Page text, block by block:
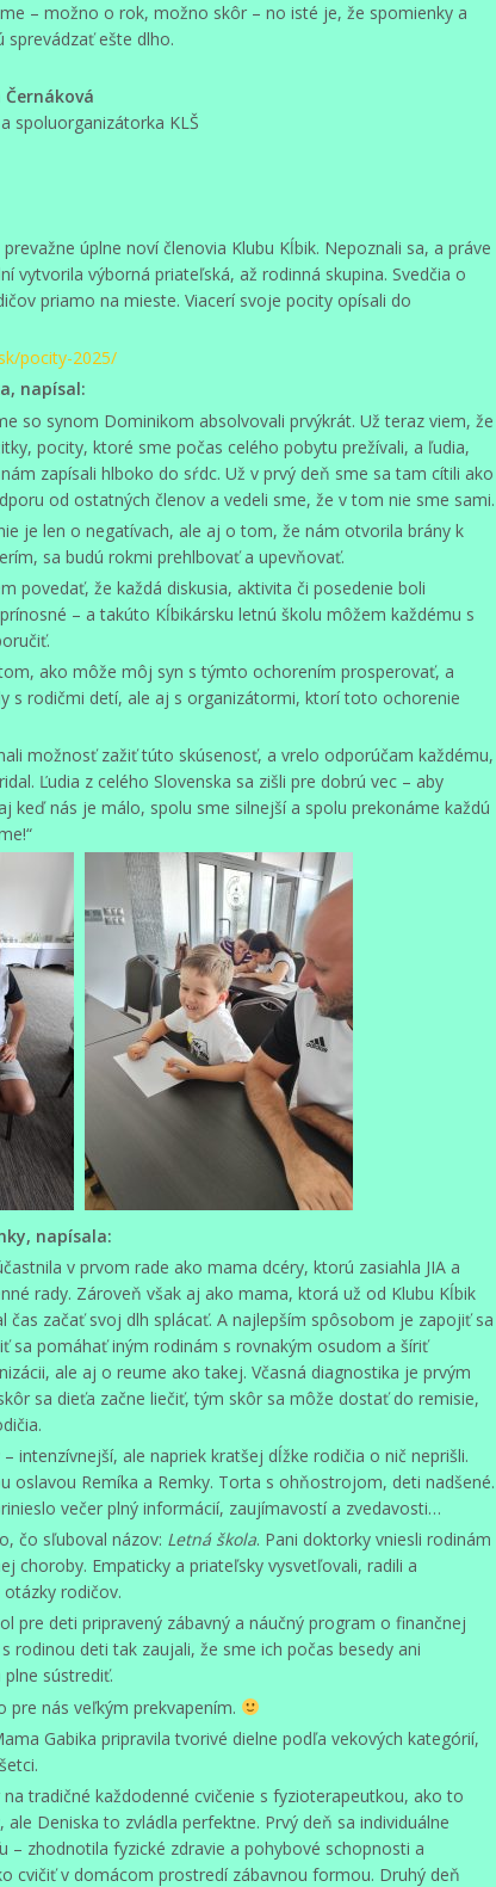
– možno o rok, možno skôr – no isté je, že spomienky a
sprevádzať ešte dlho.
Černáková
spoluorganizátorka KLŠ
úplne noví členovia Klubu Kĺbik. Nepoznali sa, a práve
vytvorila výborná priateľská, až rodinná skupina. Svedčia o
priamo na mieste. Viacerí svoje pocity opísali do
pocity-2025/
napísal:
so synom Dominikom absolvovali prvýkrát. Už teraz viem, že
pocity, ktoré sme počas celého pobytu prežívali, a ľudia,
zapísali hlboko do sŕdc. Už v prvý deň sme sa tam cítili ako
od ostatných členov a vedeli sme, že v tom nie sme sami.
je len o negatívach, ale aj o tom, že nám otvorila brány k
sa budú rokmi prehlbovať a upevňovať.
povedať, že každá diskusia, aktivita či posedenie boli
– a takúto Kĺbikársku letnú školu môžem každému s
ako môže môj syn s týmto ochorením prosperovať, a
s rodičmi detí, ale aj s organizátormi, ktorí toto ochorenie
možnosť zažiť túto skúsenosť, a vrelo odporúčam každému,
Ľudia z celého Slovenska sa zišli pre dobrú vec – aby
keď nás je málo, spolu sme silnejší a spolu prekonáme každú
napísala:
v prvom rade ako mama dcéry, ktorú zasiahla JIA a
rady. Zároveň však aj ako mama, ktorá už od Klubu Kĺbik
čas začať svoj dlh splácať. A najlepším spôsobom je zapojiť sa
sa pomáhať iným rodinám s rovnakým osudom a šíriť
ale aj o reume ako takej. Včasná diagnostika je prvým
sa dieťa začne liečiť, tým skôr sa môže dostať do remisie,
intenzívnejší, ale napriek kratšej dĺžke rodičia o nič neprišli.
oslavou Remíka a Remky. Torta s ohňostrojom, deti nadšené.
večer plný informácií, zaujímavostí a zvedavosti…
čo sľuboval názov: Letná škola. Pani doktorky vniesli rodinám
choroby. Empaticky a priateľsky vysvetľovali, radili a
rodičov.
pre deti pripravený zábavný a náučný program o finančnej
rodinou deti tak zaujali, že sme ich počas besedy ani
sústrediť.
pre nás veľkým prekvapením.
Gabika pripravila tvorivé dielne podľa vekových kategórií,
tradičné každodenné cvičenie s fyzioterapeutkou, ako to
Deniska to zvládla perfektne. Prvý deň sa individuálne
– zhodnotila fyzické zdravie a pohybové schopnosti a
cvičiť v domácom prostredí zábavnou formou. Druhý deň